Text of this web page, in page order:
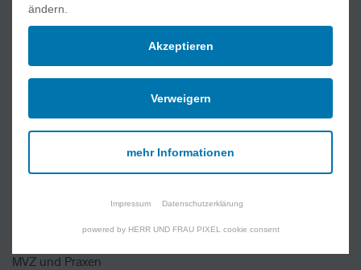
Quick Links
Ablauf Ihres Aufenthaltes
Online Academy
MVZ und Praxen
ändern.
Akzeptieren
Verweigern
mehr Informationen
Impressum Datenschutzerklärung
powered by HERR UND FRAU PIXEL cookie consent